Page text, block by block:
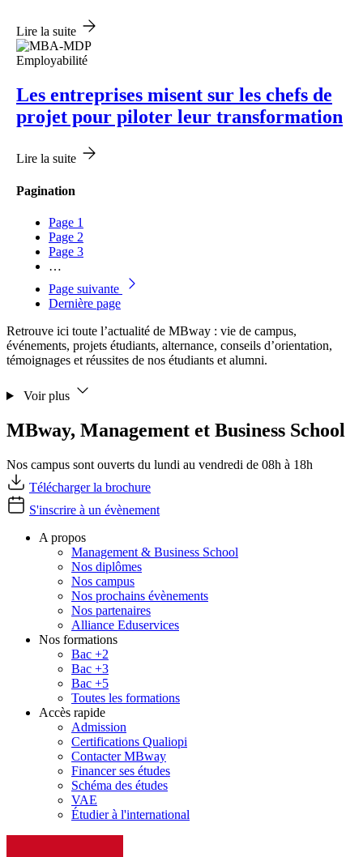
Lire la suite
Employabilité
Les entreprises misent sur les chefs de
projet pour piloter leur transformation
Lire la suite
Pagination
Page 1
Page 2
Page 3
…
Page suivante
Dernière page
Retrouve ici toute l’actualité de MBway : vie de campus,
événements, projets étudiants, alternance, conseils d’orientation,
témoignages et réussites de nos étudiants et alumni.
Voir plus
MBway, Management et Business School
Nos campus sont ouverts du lundi au vendredi de 08h à 18h
Télécharger la brochure
S'inscrire à un évènement
A propos
Management & Business School
Nos diplômes
Nos campus
Nos prochains évènements
Nos partenaires
Alliance Eduservices
Nos formations
Bac +2
Bac +3
Bac +5
Toutes les formations
Accès rapide
Admission
Certifications Qualiopi
Contacter MBway
Financer ses études
Schéma des études
VAE
Étudier à l'international